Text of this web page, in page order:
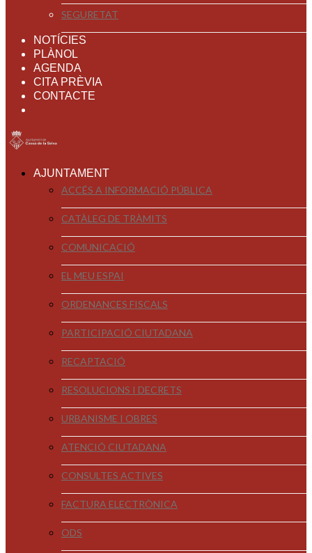
SEGURETAT
NOTÍCIES
PLÀNOL
AGENDA
CITA PRÈVIA
CONTACTE
AJUNTAMENT
ACCÉS A INFORMACIÓ PÚBLICA
CATÀLEG DE TRÀMITS
COMUNICACIÓ
EL MEU ESPAI
ORDENANCES FISCALS
PARTICIPACIÓ CIUTADANA
RECAPTACIÓ
RESOLUCIONS I DECRETS
URBANISME I OBRES
ATENCIÓ CIUTADANA
CONSULTES ACTIVES
FACTURA ELECTRÒNICA
ODS